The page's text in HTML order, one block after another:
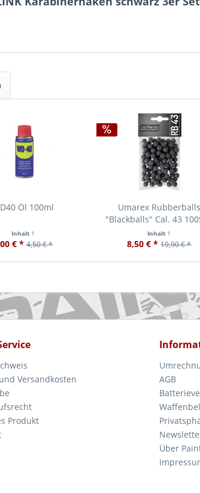
Öl 100ml
Inhalt 1
€ * 4,50 € *
Umarex Rubberballs
"Blackballs" Cal. 43
Inhalt 1
8,50 € * 19,90 € *
Versandkosten
Produkt
AGB
Über